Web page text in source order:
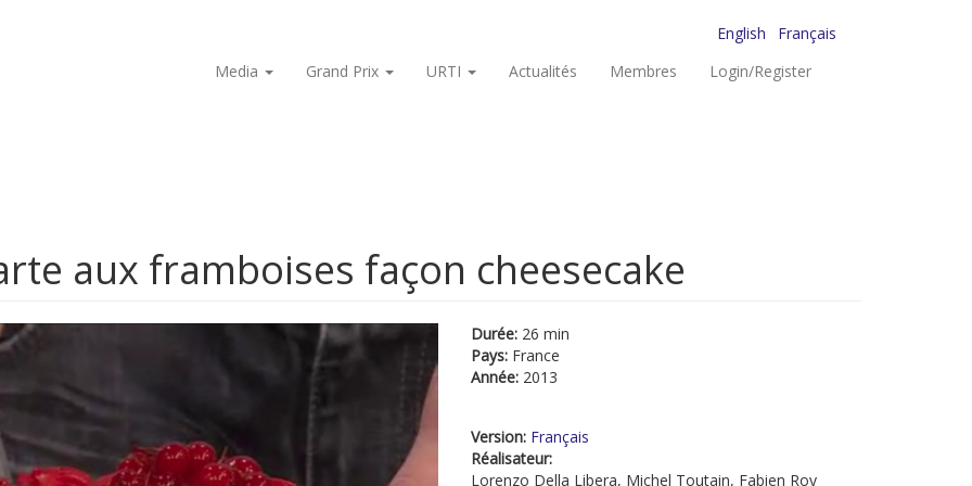
English
Français
Media
Grand Prix URTI Actualités Membres Login/Register
aux framboises façon cheesecake
Durée: 26 min
Pays: France
Année: 2013
Version: Français
Réalisateur:
Lorenzo Della Libera, Michel Toutain, Fabien Roy